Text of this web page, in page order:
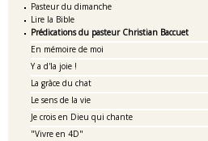
Pasteur du dimanche
Lire la Bible
Prédications du pasteur Christian Baccuet
En mémoire de moi
Y a d'la joie !
La grâce du chat
Le sens de la vie
Je crois en Dieu qui chante
"Vivre en 4D"